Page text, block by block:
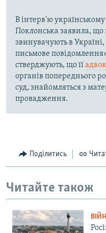
В інтерв'ю
Поклонська заявила, що
звинувачують в
письмове
стверджують, що її
органів попереднього
суд, знайомляться з
провадження.
Поділитись
Читайте також